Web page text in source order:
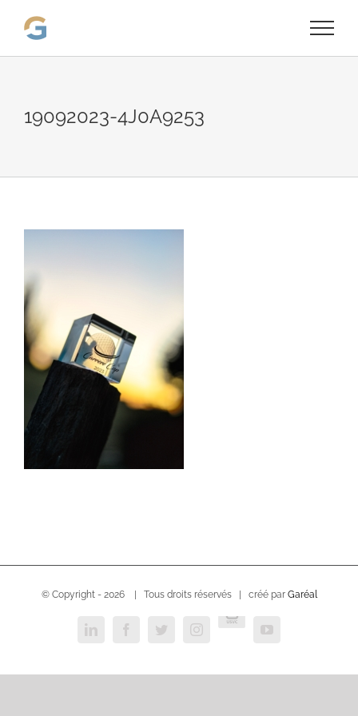
19092023-4J0A9253
© Copyright - 2026 | Tous droits réservés | créé par Garéal
LinkedInFacebookTwitterInstagram
USVC
YouTube